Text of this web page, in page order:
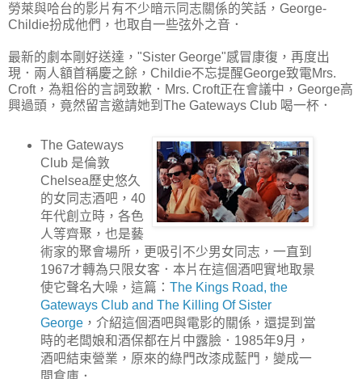
勞萊與哈台的影片有不少暗示同志關係的笑話，George-
Childie扮成他們，也取自一些弦外之音．
最新的劇本剛好送達，"Sister George"感冒康復，再度出
現．兩人額首稱慶之餘，Childie不忘提醒George致電Mrs.
Croft，為粗俗的言詞致歉．Mrs. Croft正在會議中，George高
興過頭，竟然留言邀請她到The Gateways Club 喝一杯．
The Gateways
Club 是倫敦
Chelsea歷史悠久
的女同志酒吧，40
年代創立時，各色
人等齊聚，也是藝
術家的聚會場所，更吸引不少男女同志，一直到
1967才轉為只限女客．本片在這個酒吧實地取景
使它聲名大噪，這篇： The Kings Road, the
Gateways Club and The Killing Of Sister
George，介紹這個酒吧與電影的關係，還提到當
時的老闆娘和酒保都在片中露臉．1985年9月，
酒吧結束營業，原來的綠門改漆成藍門，變成一